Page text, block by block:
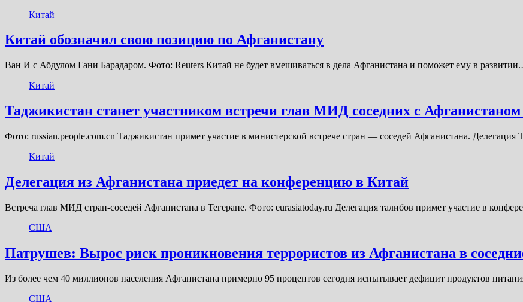
Китай
Китай обозначил свою позицию по Афганистану
Ван И с Абдулом Гани Барадаром. Фото: Reuters Китай не будет вмешиваться в дела Афганистана и поможет ему в
Китай
Таджикистан станет участником встречи глав МИД соседних с Афганистаном
Фото: russian.people.com.cn Таджикистан примет участие в министерской встрече стран — соседей Афганистана.
Китай
Делегация из Афганистана приедет на конференцию в Китай
Встреча глав МИД стран-соседей Афганистана в Тегеране. Фото: eurasiatoday.ru Делегация талибов примет участие в
США
Патрушев: Вырос риск проникновения террористов из Афганистана в
Из более чем 40 миллионов населения Афганистана примерно 95 процентов сегодня испытывает дефицит продуктов
США